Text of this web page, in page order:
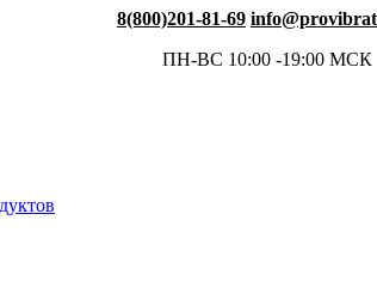
8(800)201-81-69
ПН-ВС 10:00 -19:00 МСК